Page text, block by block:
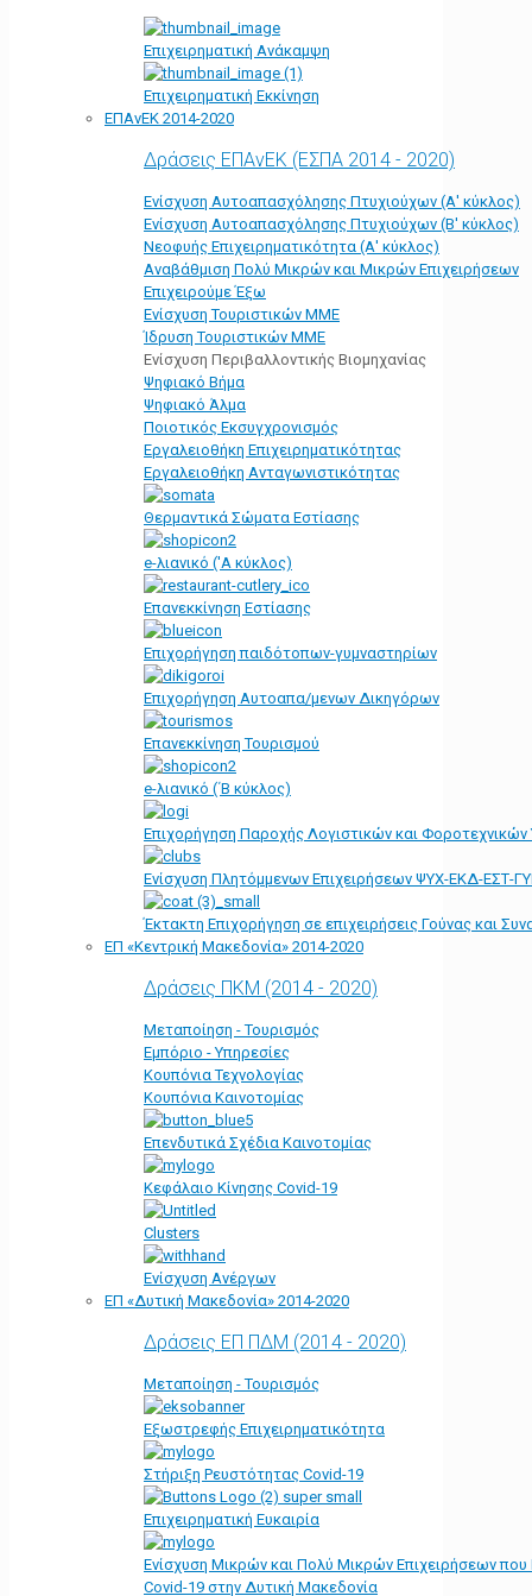
Επιχειρηματική Ανάκαμψη
Επιχειρηματική Εκκίνηση
ΕΠΑνΕΚ 2014-2020
Δράσεις ΕΠΑνΕΚ (ΕΣΠΑ 2014 - 2020)
Ενίσχυση Αυτοαπασχόλησης Πτυχιούχων (Α' κύκλος)
Ενίσχυση Αυτοαπασχόλησης Πτυχιούχων (Β' κύκλος)
Νεοφυής Επιχειρηματικότητα (Α' κύκλος)
Αναβάθμιση Πολύ Μικρών και Μικρών Επιχειρήσεων
Επιχειρούμε Έξω
Ενίσχυση Τουριστικών ΜΜΕ
Ίδρυση Τουριστικών ΜΜΕ
Ενίσχυση Περιβαλλοντικής Βιομηχανίας
Ψηφιακό Βήμα
Ψηφιακό Άλμα
Ποιοτικός Εκσυγχρονισμός
Εργαλειοθήκη Eπιχειρηματικότητας
Εργαλειοθήκη Ανταγωνιστικότητας
Θερμαντικά Σώματα Εστίασης
e-λιανικό ('Α κύκλος)
Επανεκκίνηση Εστίασης
Επιχορήγηση παιδότοπων-γυμναστηρίων
Επιχορήγηση Αυτοαπα/μενων Δικηγόρων
Επανεκκίνηση Τουρισμού
e-λιανικό (΄Β κύκλος)
Επιχορήγηση Παροχής Λογιστικών και
Ενίσχυση Πλητόμμενων Επιχειρήσεων ΨΥΧ-ΕΚΔ-ΕΣΤ-
Έκτακτη Επιχορήγηση σε επιχειρήσεις Γούνας και
ΕΠ «Kεντρική Μακεδονία» 2014-2020
Δράσεις ΠΚΜ (2014 - 2020)
Μεταποίηση - Τουρισμός
Εμπόριο - Υπηρεσίες
Κουπόνια Τεχνολογίας
Κουπόνια Καινοτομίας
Επενδυτικά Σχέδια Καινοτομίας
Κεφάλαιο Κίνησης Covid-19
Clusters
Ενίσχυση Ανέργων
ΕΠ «Δυτική Μακεδονία» 2014-2020
Δράσεις ΕΠ ΠΔΜ (2014 - 2020)
Μεταποίηση - Τουρισμός
Εξωστρεφής Επιχειρηματικότητα
Στήριξη Ρευστότητας Covid-19
Επιχειρηματική Ευκαιρία
Ενίσχυση Μικρών και Πολύ Μικρών Επιχειρήσεων
Covid-19 στην Δυτική Μακεδονία